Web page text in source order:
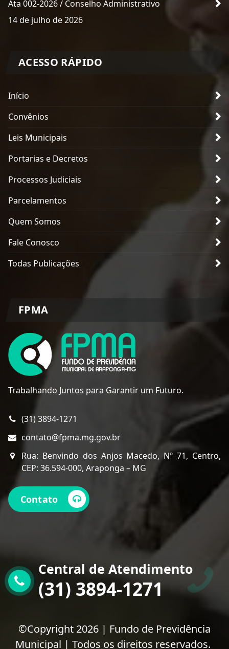
Ata 002-2026 / Conselho Administrativo
14 de julho de 2026
ACESSO RÁPIDO
Início
Convênios
Leis Municipais
Portarias e Decretos
Processos Judiciais
Parcelamentos
Quem Somos
Fale Conosco
Todas Publicações
FPMA
Trabalhando Juntos para Garantir um Futuro.
(31) 3894-1271
contato@fpma.mg.gov.br
Rua: Benvindo dos Anjos Macedo, Nº 71, Centro,
CEP: 36.594-000, Araponga – MG
Contato
Central de Atendimento
(31) 3894-1271
©Copyright 2026 | Fundo de Previdência
Municipal | Todos os direitos reservados.